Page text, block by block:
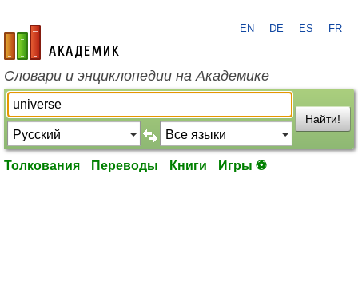
academic.ru
EN DE ES FR
Словари и энциклопедии на Академике
Найти!
Толкования Переводы Книги Игры ⚽